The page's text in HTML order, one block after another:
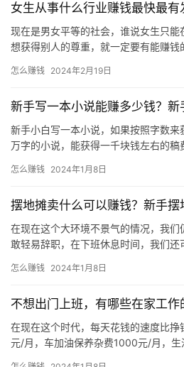
女生从事什么行业赚钱最快最有
现在是男女平等的社会，谁说女生只
想获得别人的尊重，就一定要有能赚
有发…
怎么赚钱 2024年2月19日
新手写一本小说能赚多少钱？新
新手小白写一本小说，如果按照字数
万字的小说，能获得一千块钱左右的
览量…
怎么赚钱 2024年1月8日
摆地摊卖什么可以赚钱？新手摆
在现在这个大环境不景气的情况，我
敢轻易辞职，在下班休息时间，我们还
就是…
怎么赚钱 2024年1月8日
不想出门上班，有哪些在家工作
在现在这个时代，每天花钱的速度比
元/月，车加油保养杂费1000元/月，